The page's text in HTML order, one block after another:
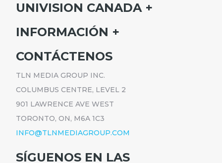
UNIVISION CANADA
INICIO
PROGRAMAS
INFORMACIÓN
SUSCRÍBETE
CARRERAS
POLÍTICA DE PRIVACIDAD
ACCESIBILIDAD
CONTÁCTENOS
TLN MEDIA GROUP INC.
COLUMBUS CENTRE, LEVEL 2
901 LAWRENCE AVE WEST
TORONTO, ON, M6A 1C3
INFO@TLNMEDIAGROUP.COM
SÍGUENOS EN LAS